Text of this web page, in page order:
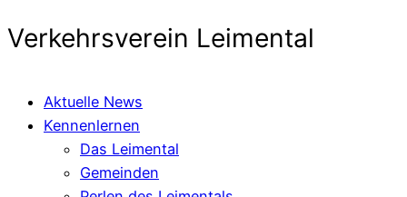
Verkehrsverein Leimental
Aktuelle News
Kennenlernen
Das Leimental
Gemeinden